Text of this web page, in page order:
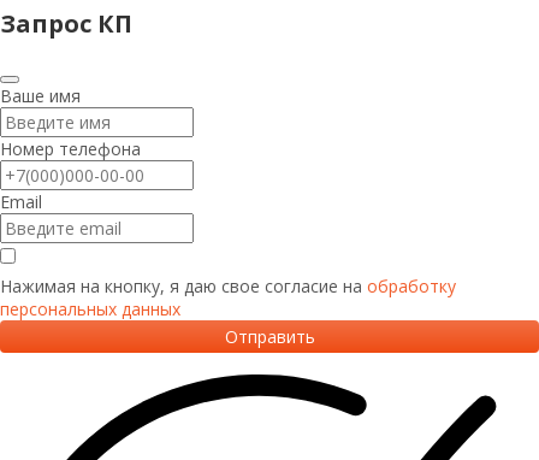
Запрос КП
Ваше имя
Номер телефона
Email
Нажимая на кнопку, я даю свое согласие на обработку
персональных данных
Отправить